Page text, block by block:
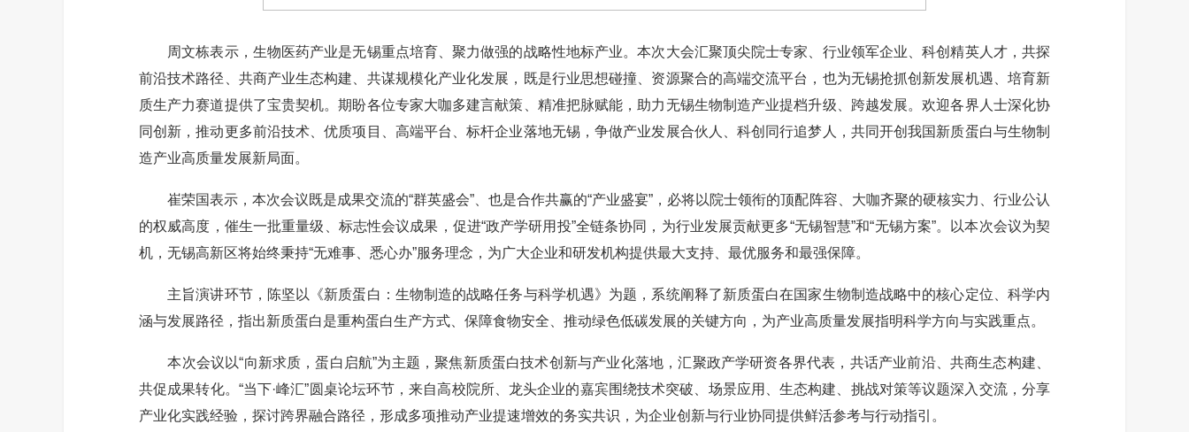
周文栋表示，生物医药产业是无锡重点培育、聚力做强的战略性地标产业。本次大会汇聚顶尖院士专家、行业领军企业、科创精英人才，共探
前沿技术路径、共商产业生态构建、共谋规模化产业化发展，既是行业思想碰撞、资源聚合的高端交流平台，也为无锡抢抓创新发展机遇、培育新
质生产力赛道提供了宝贵契机。期盼各位专家大咖多建言献策、精准把脉赋能，助力无锡生物制造产业提档升级、跨越发展。欢迎各界人士深化协
同创新，推动更多前沿技术、优质项目、高端平台、标杆企业落地无锡，争做产业发展合伙人、科创同行追梦人，共同开创我国新质蛋白与生物制
造产业高质量发展新局面。
崔荣国表示，本次会议既是成果交流的“群英盛会”、也是合作共赢的“产业盛宴”，必将以院士领衔的顶配阵容、大咖齐聚的硬核实力、行业公认
的权威高度，催生一批重量级、标志性会议成果，促进“政产学研用投”全链条协同，为行业发展贡献更多“无锡智慧”和“无锡方案”。以本次会议为契
机，无锡高新区将始终秉持“无难事、悉心办”服务理念，为广大企业和研发机构提供最大支持、最优服务和最强保障。
主旨演讲环节，陈坚以《新质蛋白：生物制造的战略任务与科学机遇》为题，系统阐释了新质蛋白在国家生物制造战略中的核心定位、科学内
涵与发展路径，指出新质蛋白是重构蛋白生产方式、保障食物安全、推动绿色低碳发展的关键方向，为产业高质量发展指明科学方向与实践重点。
本次会议以“向新求质，蛋白启航”为主题，聚焦新质蛋白技术创新与产业化落地，汇聚政产学研资各界代表，共话产业前沿、共商生态构建、
共促成果转化。“当下·峰汇”圆桌论坛环节，来自高校院所、龙头企业的嘉宾围绕技术突破、场景应用、生态构建、挑战对策等议题深入交流，分享
产业化实践经验，探讨跨界融合路径，形成多项推动产业提速增效的务实共识，为企业创新与行业协同提供鲜活参考与行动指引。